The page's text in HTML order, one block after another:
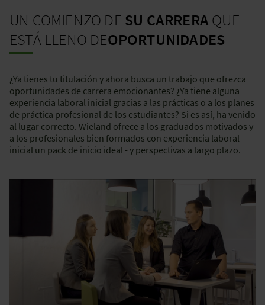
UN COMIENZO DE SU CARRERAQUE
ESTÁ LLENO DEOPORTUNIDADES
¿Ya tienes tu titulación y ahora busca un trabajo que ofrezca
oportunidades de carrera emocionantes? ¿Ya tiene alguna
experiencia laboral inicial gracias a las prácticas o a los planes
de práctica profesional de los estudiantes? Si es así, ha venido
al lugar correcto. Wieland ofrece a los graduados motivados y
a los profesionales bien formados con experiencia laboral
inicial un pack de inicio ideal - y perspectivas a largo plazo.